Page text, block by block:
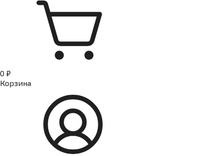
0 ₽
Корзина